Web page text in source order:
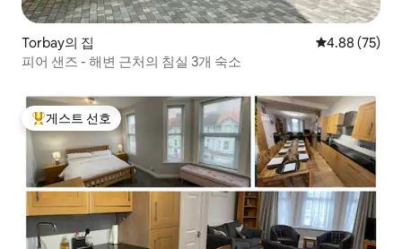
Torbay의 집 평점 4.88점(5
4.88 (75)
피어 샌즈 - 해변 근처의 침실 3개 숙소
상위 게스트 선호
게스트 선호